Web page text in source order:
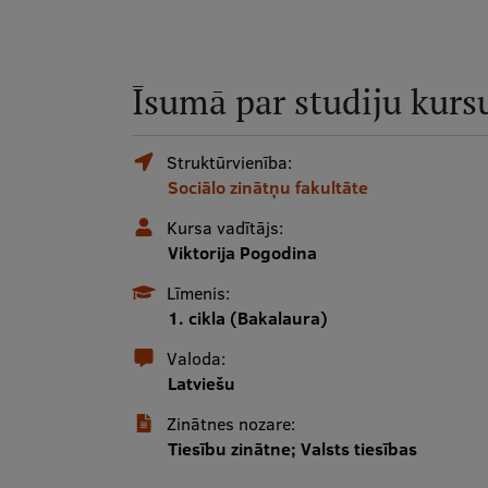
Īsumā par studiju
Struktūrvienība:
Sociālo zinātņu fakultāte
Kursa vadītājs:
Viktorija Pogodina
Līmenis:
1. cikla (Bakalaura)
Valoda:
Latviešu
Zinātnes nozare:
Tiesību zinātne; Valsts tiesības